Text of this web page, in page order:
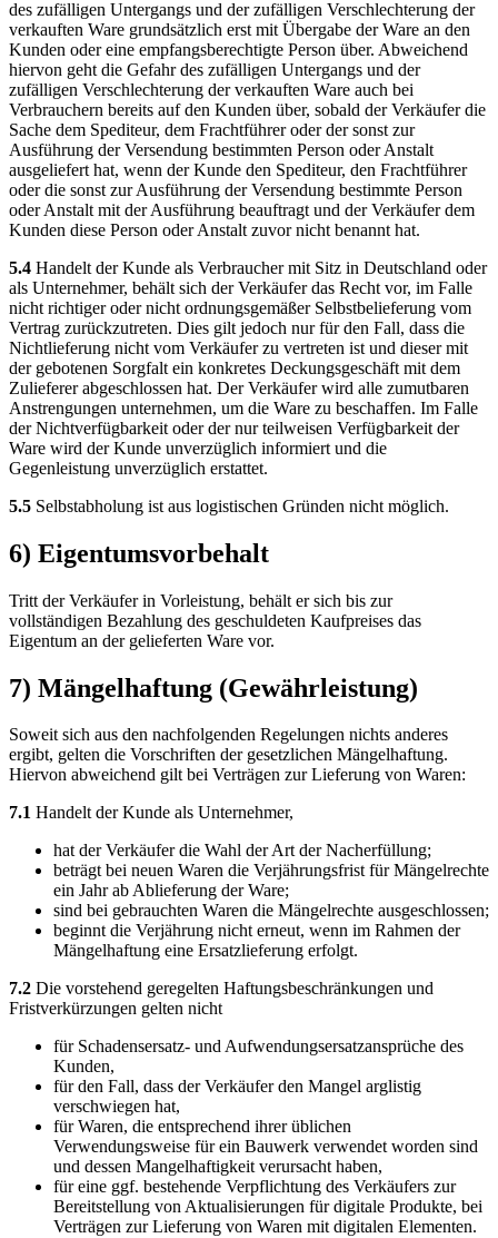
des zufälligen Untergangs und der zufälligen Verschlechterung der
verkauften Ware grundsätzlich erst mit Übergabe der Ware an den
Kunden oder eine empfangsberechtigte Person über. Abweichend
hiervon geht die Gefahr des zufälligen Untergangs und der
zufälligen Verschlechterung der verkauften Ware auch bei
Verbrauchern bereits auf den Kunden über, sobald der Verkäufer die
Sache dem Spediteur, dem Frachtführer oder der sonst zur
Ausführung der Versendung bestimmten Person oder Anstalt
ausgeliefert hat, wenn der Kunde den Spediteur, den Frachtführer
oder die sonst zur Ausführung der Versendung bestimmte Person
oder Anstalt mit der Ausführung beauftragt und der Verkäufer dem
Kunden diese Person oder Anstalt zuvor nicht benannt hat.
5.4 Handelt der Kunde als Verbraucher mit Sitz in Deutschland oder
als Unternehmer, behält sich der Verkäufer das Recht vor, im Falle
nicht richtiger oder nicht ordnungsgemäßer Selbstbelieferung vom
Vertrag zurückzutreten. Dies gilt jedoch nur für den Fall, dass die
Nichtlieferung nicht vom Verkäufer zu vertreten ist und dieser mit
der gebotenen Sorgfalt ein konkretes Deckungsgeschäft mit dem
Zulieferer abgeschlossen hat. Der Verkäufer wird alle zumutbaren
Anstrengungen unternehmen, um die Ware zu beschaffen. Im Falle
der Nichtverfügbarkeit oder der nur teilweisen Verfügbarkeit der
Ware wird der Kunde unverzüglich informiert und die
Gegenleistung unverzüglich erstattet.
5.5 Selbstabholung ist aus logistischen Gründen nicht möglich.
6) Eigentumsvorbehalt
Tritt der Verkäufer in Vorleistung, behält er sich bis zur
vollständigen Bezahlung des geschuldeten Kaufpreises das
Eigentum an der gelieferten Ware vor.
7) Mängelhaftung (Gewährleistung)
Soweit sich aus den nachfolgenden Regelungen nichts anderes
ergibt, gelten die Vorschriften der gesetzlichen Mängelhaftung.
Hiervon abweichend gilt bei Verträgen zur Lieferung von Waren:
7.1 Handelt der Kunde als Unternehmer,
hat der Verkäufer die Wahl der Art der Nacherfüllung;
beträgt bei neuen Waren die Verjährungsfrist für Mängelrechte
ein Jahr ab Ablieferung der Ware;
sind bei gebrauchten Waren die Mängelrechte ausgeschlossen;
beginnt die Verjährung nicht erneut, wenn im Rahmen der
Mängelhaftung eine Ersatzlieferung erfolgt.
7.2 Die vorstehend geregelten Haftungsbeschränkungen und
Fristverkürzungen gelten nicht
für Schadensersatz- und Aufwendungsersatzansprüche des
Kunden,
für den Fall, dass der Verkäufer den Mangel arglistig
verschwiegen hat,
für Waren, die entsprechend ihrer üblichen
Verwendungsweise für ein Bauwerk verwendet worden sind
und dessen Mangelhaftigkeit verursacht haben,
für eine ggf. bestehende Verpflichtung des Verkäufers zur
Bereitstellung von Aktualisierungen für digitale Produkte, bei
Verträgen zur Lieferung von Waren mit digitalen Elementen.